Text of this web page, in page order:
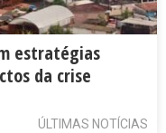
estratégias
da crise
ÚLTIMAS NOTÍCIAS